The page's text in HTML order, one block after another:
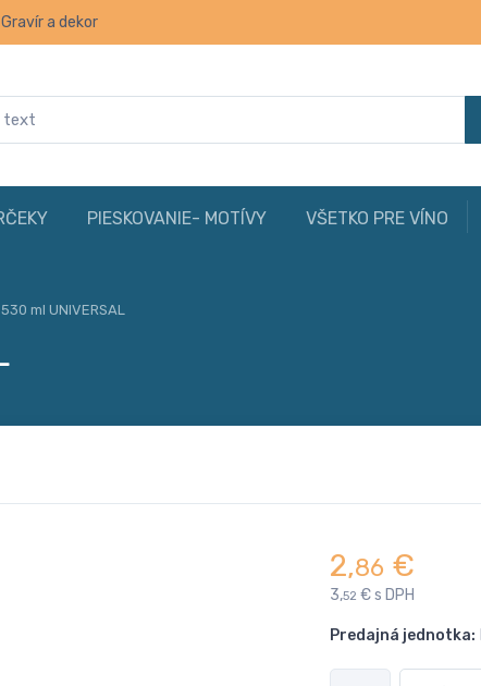
Gravír a dekor
PIESKOVANIE- MOTÍVY VŠETKO PRE VÍNO
ml UNIVERSAL
2,86 €
3,52 € s DPH
Predajná jednotka: